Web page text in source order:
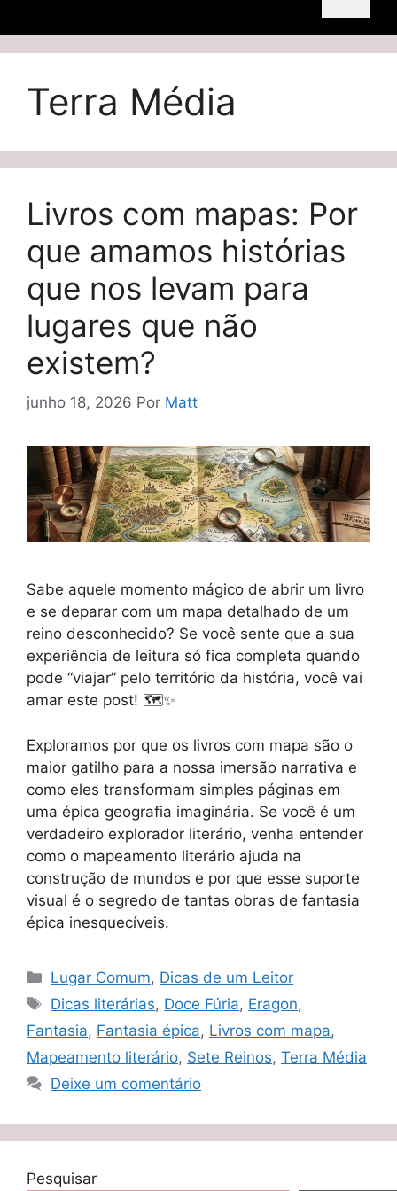
Terra Média
Livros com mapas: Por
que amamos histórias
que nos levam para
lugares que não
existem?
junho 18, 2026 Por Matt
Sabe aquele momento mágico de abrir um livro
e se deparar com um mapa detalhado de um
reino desconhecido? Se você sente que a sua
experiência de leitura só fica completa quando
pode “viajar” pelo território da história, você vai
amar este post! 🗺️✨
Exploramos por que os livros com mapa são o
maior gatilho para a nossa imersão narrativa e
como eles transformam simples páginas em
uma épica geografia imaginária. Se você é um
verdadeiro explorador literário, venha entender
como o mapeamento literário ajuda na
construção de mundos e por que esse suporte
visual é o segredo de tantas obras de fantasia
épica inesquecíveis.
Categorias
Lugar Comum, Dicas de um Leitor
Tags
Dicas literárias, Doce Fúria, Eragon,
Fantasia, Fantasia épica, Livros com mapa,
Mapeamento literário, Sete Reinos, Terra Média
Deixe um comentário
Pesquisar